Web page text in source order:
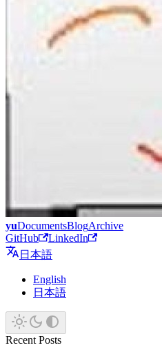
yuDocumentsBlogArchive
GitHub
LinkedIn
日本語
English
日本語
Recent Posts